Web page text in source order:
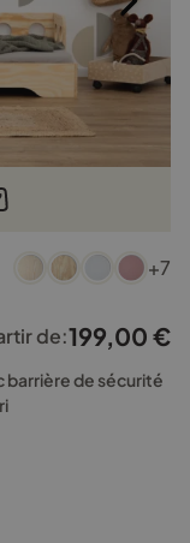
+7
de:199,00 €
barrière de sécurité